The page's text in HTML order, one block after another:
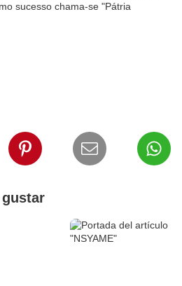
sucesso chama-se "Pátria
gustar